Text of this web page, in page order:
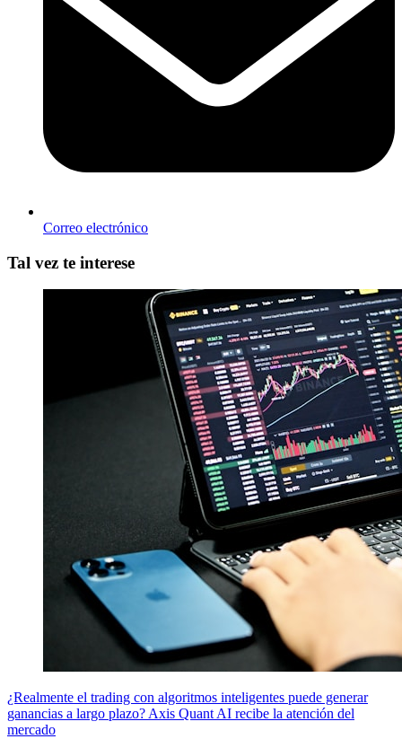
Correo electrónico
Tal vez te interese
¿Realmente el trading con algoritmos inteligentes puede generar
ganancias a largo plazo? Axis Quant AI recibe la atención del
mercado